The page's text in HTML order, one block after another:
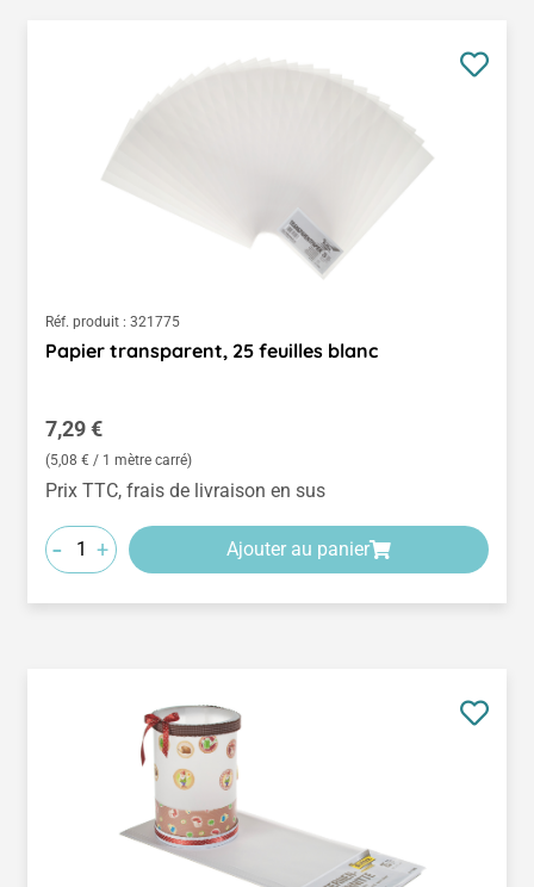
Réf. produit : 321775
Papier transparent, 25 feuilles blanc
Prix régulier :
7,29 €
(5,08 € / 1 mètre carré)
Prix TTC, frais de livraison en sus
- + Ajouter au panier